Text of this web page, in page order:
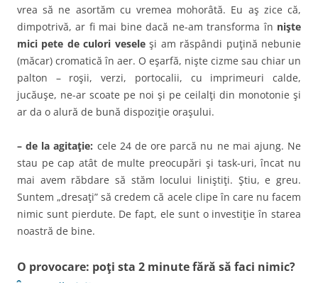
vrea să ne asortăm cu vremea mohorâtă. Eu aş zice că,
dimpotrivă, ar fi mai bine dacă ne-am transforma în nişte
mici pete de culori veseleşi am răspândi puţină nebunie
(măcar) cromatică în aer. O eşarfă, nişte cizme sau chiar un
palton – roşii, verzi, portocalii, cu imprimeuri calde,
jucăuşe, ne-ar scoate pe noi şi pe ceilalţi din monotonie şi
ar da o alură de bună dispoziţie oraşului.
– de la agitaţie: cele 24 de ore parcă nu ne mai ajung. Ne
stau pe cap atât de multe preocupări şi task-uri, încat nu
mai avem răbdare să stăm locului liniştiţi. Ştiu, e greu.
Suntem „dresaţi” să credem că acele clipe în care nu facem
nimic sunt pierdute. De fapt, ele sunt o investiţie în starea
noastră de bine.
O provocare: poţi sta 2 minute fără să faci nimic?